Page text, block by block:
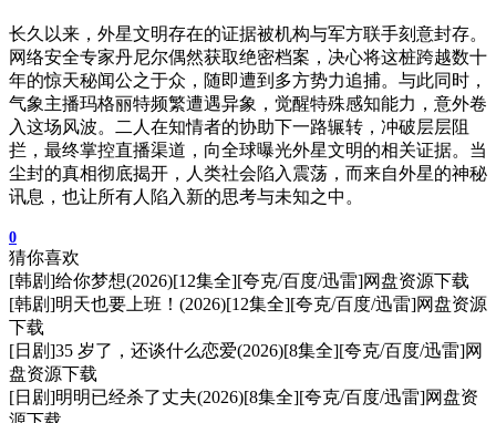
长久以来，外星文明存在的证据被机构与军方联手刻意封存。
网络安全专家丹尼尔偶然获取绝密档案，决心将这桩跨越数十
年的惊天秘闻公之于众，随即遭到多方势力追捕。与此同时，
气象主播玛格丽特频繁遭遇异象，觉醒特殊感知能力，意外卷
入这场风波。二人在知情者的协助下一路辗转，冲破层层阻
拦，最终掌控直播渠道，向全球曝光外星文明的相关证据。当
尘封的真相彻底揭开，人类社会陷入震荡，而来自外星的神秘
讯息，也让所有人陷入新的思考与未知之中。
0
猜你喜欢
[韩剧]给你梦想(2026)[12集全][夸克/百度/迅雷]网盘资源下载
[韩剧]明天也要上班！(2026)[12集全][夸克/百度/迅雷]网盘资源
下载
[日剧]35 岁了，还谈什么恋爱(2026)[8集全][夸克/百度/迅雷]网
盘资源下载
[日剧]明明已经杀了丈夫(2026)[8集全][夸克/百度/迅雷]网盘资